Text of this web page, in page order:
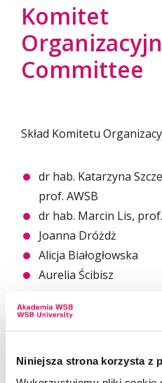
Niniejsza strona korzysta z
Komitet
Committee
Skład Komitetu
dr hab. Katarzyna
prof. AWSB
dr hab. Marcin Lis,
Joanna Dróżdż
Alicja Białogłowska
Aurelia Ścibisz